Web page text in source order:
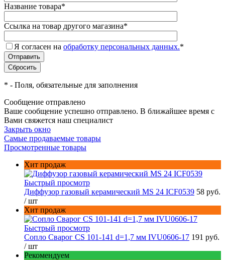
Название товара*
Ссылка на товар другого магазина*
Я согласен на обработку персональных данных.*
* - Поля, обязательные для заполнения
Сообщение отправлено
Ваше сообщение успешно отправлено. В ближайшее время с
Вами свяжется наш специалист
Закрыть окно
Самые продаваемые товары
Просмотренные товары
Хит продаж
Быстрый просмотр
Диффузор газовый керамический MS 24 ICF0539 58 руб.
/ шт
Хит продаж
Быстрый просмотр
Сопло Сварог CS 101-141 d=1,7 мм IVU0606-17 191 руб.
/ шт
Рекомендуем